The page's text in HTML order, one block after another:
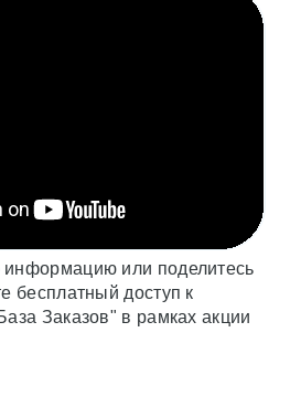
или поделитесь
бесплатный доступ к
Заказов" в рамках акции